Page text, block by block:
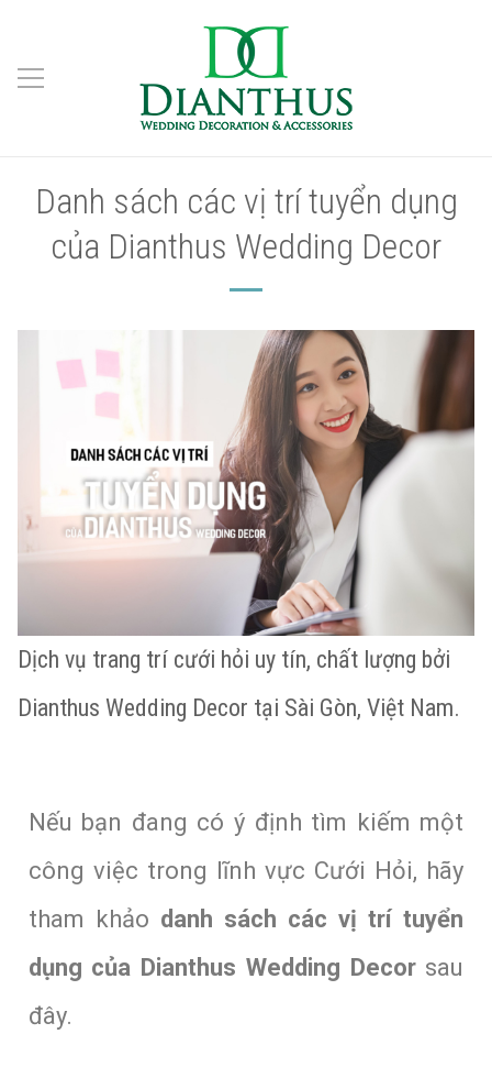
Danh sách các vị trí tuyển dụng
của Dianthus Wedding Decor
Dịch vụ trang trí cưới hỏi uy tín, chất lượng bởi
Dianthus Wedding Decor tại Sài Gòn, Việt Nam.
Nếu bạn đang có ý định tìm kiếm một
công việc trong lĩnh vực Cưới Hỏi, hãy
tham khảo danh sách các vị trí tuyển
dụng của Dianthus Wedding Decorsau
đây.